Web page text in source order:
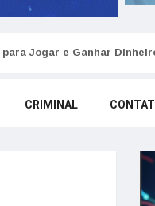
Jogar e Ganhar
CRIMINAL